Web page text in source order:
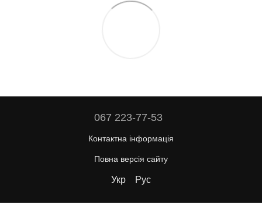
067 223-77-53
Контактна інформація
Повна версія сайту
Укр Рус